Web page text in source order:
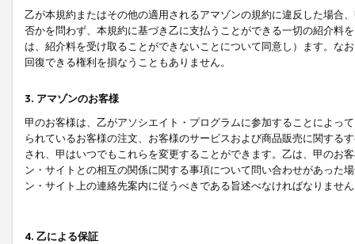
乙が本規約またはその他の適用されるアマゾンの規約に違反した場合
否かを問わず、本規約に基づき乙に支払うことができる一切の紹介料
は、紹介料を受け取ることができないことについて同意し）ます。な
回復できる権利を損なうこともありません。
3. アマゾンのお客様
甲のお客様は、乙がアソシエイト・プログラムに参加することによっ
られているお客様の注文、お客様のサービスおよび商品販売に関する
され、甲はいつでもこれらを変更することができます。乙は、甲のお
ン・サイトとの相互の関係に関する事項について問い合わせがあった
ン・サイト上の連絡先案内に従うべきである旨述べなければなりませ
4. 乙による保証